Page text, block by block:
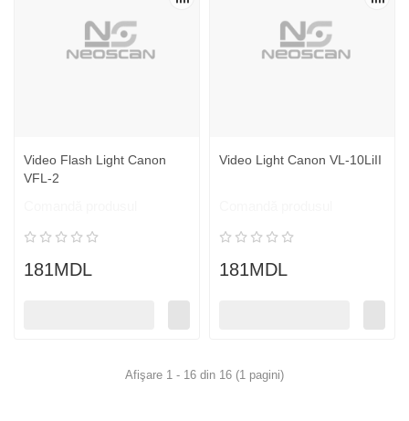
Video Flash Light Canon
VFL-2
181MDL
Video Light Canon VL-10LiII
181MDL
Afişare 1 - 16 din 16 (1 pagini)